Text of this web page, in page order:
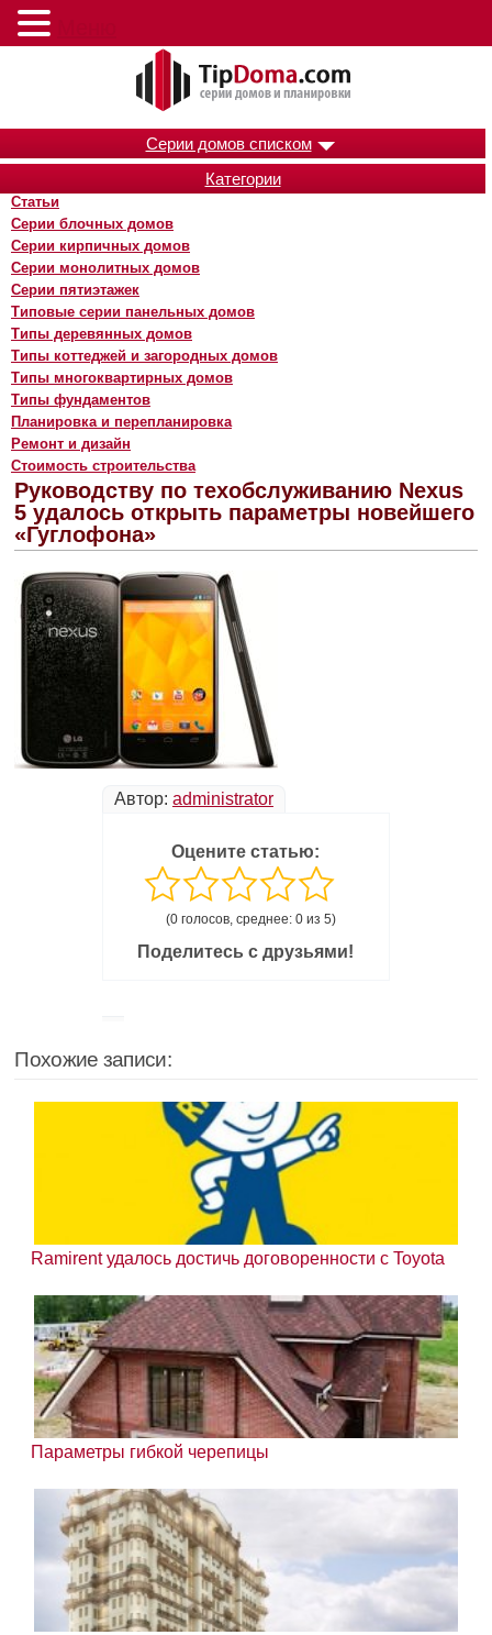
Серии домов списком
Категории
Статьи
Серии блочных домов
Серии кирпичных домов
Серии монолитных домов
Серии пятиэтажек
Типовые серии панельных домов
Типы деревянных домов
Типы коттеджей и загородных домов
Типы многоквартирных домов
Типы фундаментов
Планировка и перепланировка
Ремонт и дизайн
Стоимость строительства
Руководству по техобслуживанию Nexus
5 удалось открыть параметры новейшего
«Гуглофона»
Автор: administrator
Оцените статью:
(0 голосов, среднее: 0 из 5)
Поделитесь с друзьями!
Похожие записи:
Ramirent удалось достичь договоренности с Toyota
Параметры гибкой черепицы